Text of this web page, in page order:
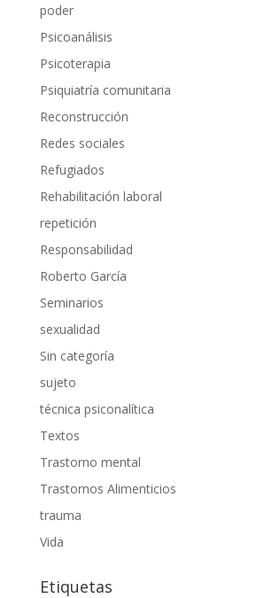
poder
Psicoanálisis
Psicoterapia
Psiquiatría comunitaria
Reconstrucción
Redes sociales
Refugiados
Rehabilitación laboral
repetición
Responsabilidad
Roberto García
Seminarios
sexualidad
Sin categoría
sujeto
técnica psiconalítica
Textos
Trastorno mental
Trastornos Alimenticios
trauma
Vida
Etiquetas